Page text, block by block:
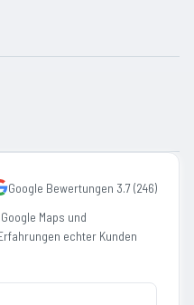
Google Bewertungen 3.7(246)
Maps und
echter Kunden